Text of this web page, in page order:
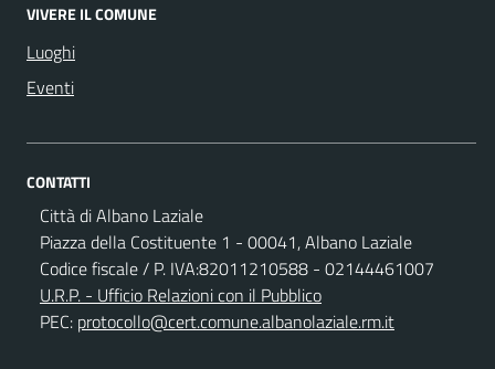
VIVERE IL COMUNE
Luoghi
Eventi
CONTATTI
Città di Albano Laziale
Piazza della Costituente 1 - 00041, Albano Laziale
Codice fiscale / P. IVA:82011210588 - 02144461007
U.R.P. - Ufficio Relazioni con il Pubblico
PEC: protocollo@cert.comune.albanolaziale.rm.it